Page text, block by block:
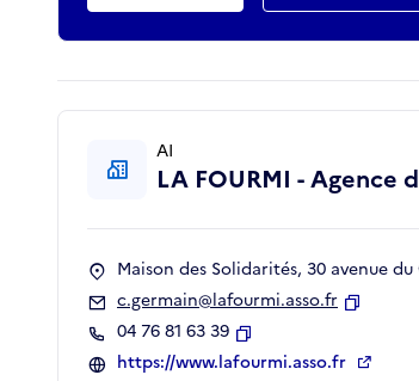
AI
LA FOURMI - Agence
Maison des Solidarités, 30 avenue
c.germain@lafourmi.asso.fr
04 76 81 63 39
Copier
https://www.lafourmi.asso.fr